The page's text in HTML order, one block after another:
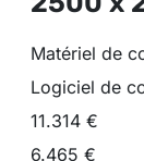
Matériel de
Logiciel de
11.314 €
6.465 €